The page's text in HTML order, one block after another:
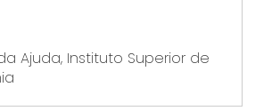
Ajuda, Instituto Superior de